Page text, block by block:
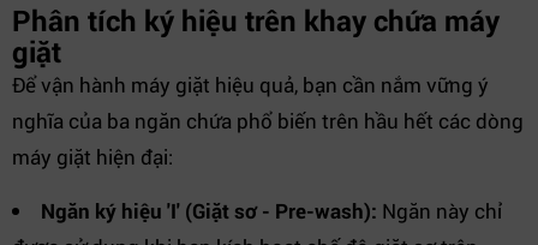
Phân tích ký hiệu trên khay chứa máy
giặt
Để vận hành máy giặt hiệu quả, bạn cần nắm vững ý
nghĩa của ba ngăn chứa phổ biến trên hầu hết các dòng
máy giặt hiện đại:
Ngăn ký hiệu 'I' (Giặt sơ - Pre-wash): Ngăn này chỉ